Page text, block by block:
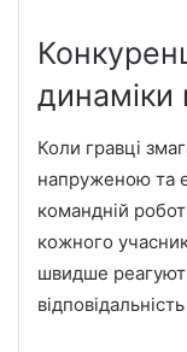
динаміки
Коли гравці
напруженою та
командній
кожного
швидше
відповідальність